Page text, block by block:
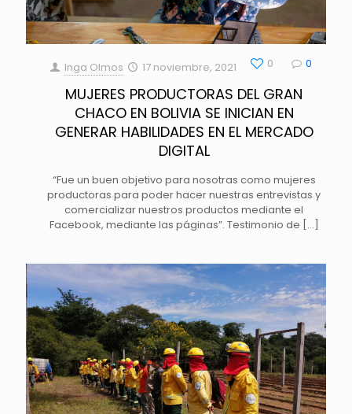
Inga Olmos 17 noviembre, 2021 0 0
MUJERES PRODUCTORAS DEL GRAN
CHACO EN BOLIVIA SE INICIAN EN
GENERAR HABILIDADES EN EL MERCADO
DIGITAL
“Fue un buen objetivo para nosotras como mujeres
productoras para poder hacer nuestras entrevistas y
comercializar nuestros productos mediante el
Facebook, mediante las páginas”. Testimonio de […]